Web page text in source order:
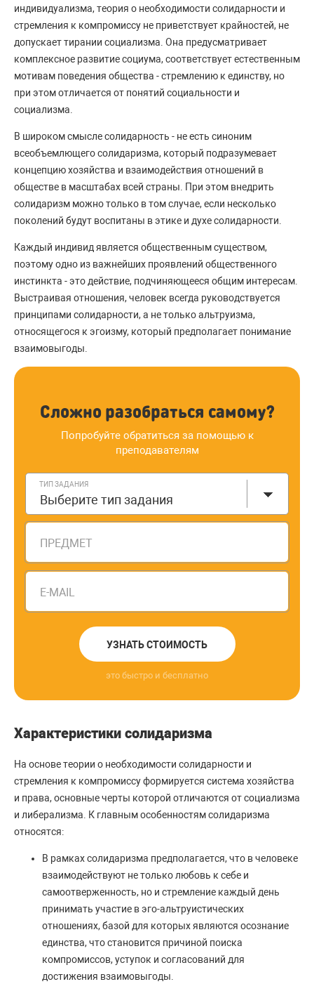
индивидуализма, теория о необходимости солидарности и
стремления к компромиссу не приветствует крайностей, не
допускает тирании социализма. Она предусматривает
комплексное развитие социума, соответствует естественным
мотивам поведения общества - стремлению к единству, но
при этом отличается от понятий социальности и
социализма.
В широком смысле солидарность - не есть синоним
всеобъемлющего солидаризма, который подразумевает
концепцию хозяйства и взаимодействия отношений в
обществе в масштабах всей страны. При этом внедрить
солидаризм можно только в том случае, если несколько
поколений будут воспитаны в этике и духе солидарности.
Каждый индивид является общественным существом,
поэтому одно из важнейших проявлений общественного
инстинкта - это действие, подчиняющееся общим интересам.
Выстраивая отношения, человек всегда руководствуется
принципами солидарности, а не только альтруизма,
относящегося к эгоизму, который предполагает понимание
взаимовыгоды.
Сложно разобраться самому?
Попробуйте обратиться за помощью к
преподавателям
ТИП ЗАДАНИЯ
Выберите тип задания
ПРЕДМЕТ
E-MAIL
УЗНАТЬ СТОИМОСТЬ
это быстро и бесплатно
Характеристики солидаризма
На основе теории о необходимости солидарности и
стремления к компромиссу формируется система хозяйства
и права, основные черты которой отличаются от социализма
и либерализма. К главным особенностям солидаризма
относятся:
В рамках солидаризма предполагается, что в человеке
взаимодействуют не только любовь к себе и
самоотверженность, но и стремление каждый день
принимать участие в эго-альтруистических
отношениях, базой для которых являются осознание
единства, что становится причиной поиска
компромиссов, уступок и согласований для
достижения взаимовыгоды.